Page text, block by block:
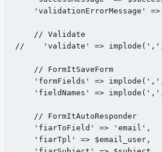
'validationErrorMessage' =>
    // Validate
//    'validate' =>
    // FormItSaveForm
'formFields' =>
'fieldNames' =>
    // FormItAutoResponder
    'fiarToField' => 'email',
    'fiarTpl' => $email_user,